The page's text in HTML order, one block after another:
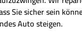
Sie sicher sein
Auto steigen.